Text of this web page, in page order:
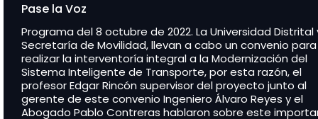
Pase la Voz
Programa del 8 octubre de 2022. La Universidad Distrital
Secretaría de Movilidad, llevan a cabo un convenio para
realizar la interventoría integral a la Modernización del
Sistema Inteligente de Transporte, por esta razón, el
profesor Edgar Rincón supervisor del proyecto junto al
gerente de este convenio Ingeniero Álvaro Reyes y el
Abogado Pablo Contreras hablaron sobre este